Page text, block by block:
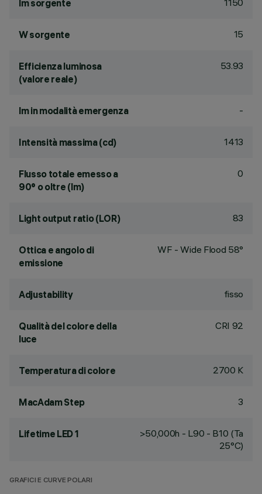
lm sorgente 1150
W sorgente 15
Efficienza luminosa
(valore reale)
53.93
lm in modalità emergenza -
Intensità massima (cd) 1413
Flusso totale emesso a
90° o oltre (lm)
0
Light output ratio (LOR) 83
Ottica e angolo di
emissione
WF - Wide Flood 58°
Adjustability fisso
Qualità del colore della
luce
CRI 92
Temperatura di colore 2700 K
MacAdam Step 3
Lifetime LED 1
>50,000h - L90 - B10 (Ta
25°C)
GRAFICI E CURVE POLARI